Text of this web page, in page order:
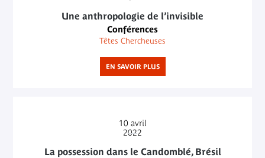
Une anthropologie de l’invisible
Conférences
Têtes Chercheuses
EN SAVOIR PLUS
10 avril
2022
La possession dans le Candomblé, Brésil